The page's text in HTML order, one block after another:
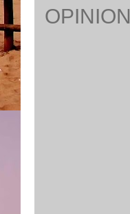
OPINION